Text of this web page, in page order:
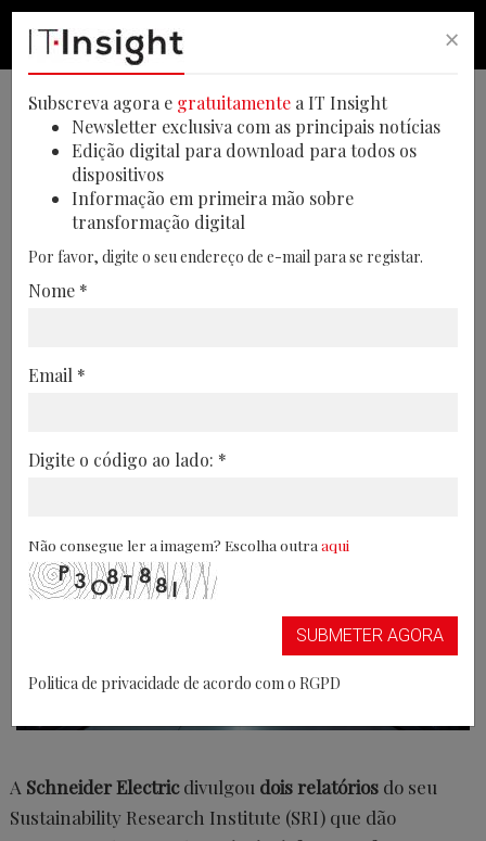
Estudo prevê impacto da
inteligência artificial no
consumo de energia
eletricidade por parte da inteligência
23/12/2024
A Schneider Electricdivulgou dois relatórios do seu
Sustainability Research Institute (SRI) que dão
×
Subscreva agora e gratuitamente a IT Insight
Newsletter exclusiva com as principais notícias
Edição digital para download para todos os
dispositivos
Informação em primeira mão sobre
transformação digital
Por favor, digite o seu endereço de e-mail para se registar.
Nome *
Email *
Digite o código ao lado: *
Não consegue ler a imagem? Escolha outra aqui
SUBMETER AGORA
Politica de privacidade de acordo com o RGPD